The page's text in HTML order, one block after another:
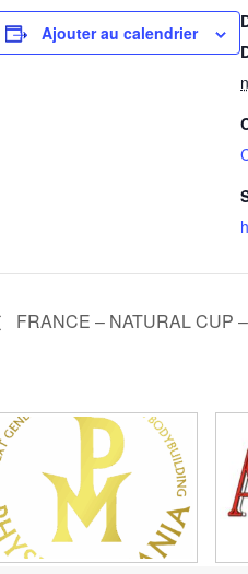
Ajouter au calendrier
FRANCE – NATURAL CUP